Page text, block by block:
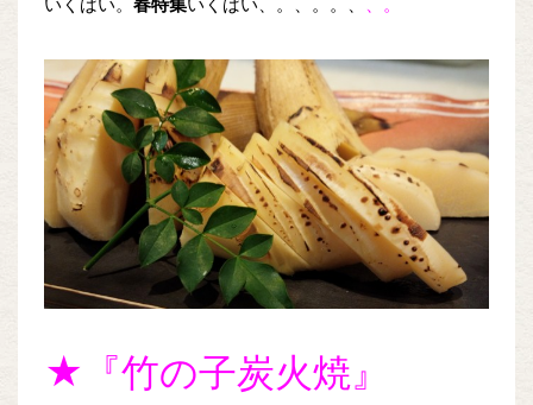
いくばい。春特集いくばい、。、。。、 、。
★『竹の子炭火焼』